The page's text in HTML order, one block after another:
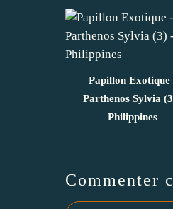
Papillon Exotique
Parthenos Sylvia
Philippines
Commenter